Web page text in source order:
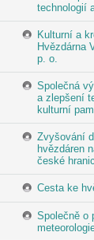
technologií
Kulturní a
Hvězdárna
p. o.
Společná
a zlepšení
kulturní
Zvyšování
hvězdáren
české
Cesta ke
Společně o